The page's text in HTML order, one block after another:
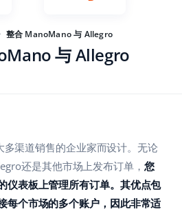
整合 ManoMano 与 Allegro
与 Allegro
渠道销售的企业家而设计。无论
还是其他市场上发布订单， 您
仪表板上管理所有订单。其优点包
每个市场的多个账户，因此非常适